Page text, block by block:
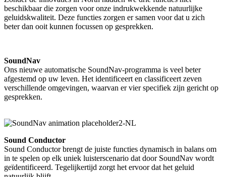
beschikbaar die zorgen voor onze indrukwekkende natuurlijke
geluidskwaliteit. Deze functies zorgen er samen voor dat u zich
beter dan ooit kunnen focussen op gesprekken.
SoundNav
Ons nieuwe automatische SoundNav-programma is veel beter
afgestemd op uw leven. Het identificeert en classificeert zeven
verschillende omgevingen, waarvan er vier specifiek zijn gericht op
gesprekken.
Sound Conductor
Sound Conductor brengt de juiste functies dynamisch in balans om
in te spelen op elk uniek luisterscenario dat door SoundNav wordt
geïdentificeerd. Tegelijkertijd zorgt het ervoor dat het geluid